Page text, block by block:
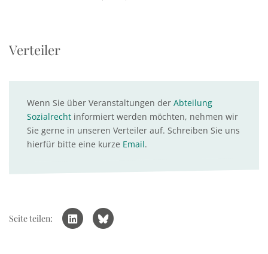
Verteiler
Wenn Sie über Veranstaltungen der Abteilung
Sozialrecht informiert werden möchten, nehmen wir
Sie gerne in unseren Verteiler auf. Schreiben Sie uns
hierfür bitte eine kurze Email.
Seite teilen: